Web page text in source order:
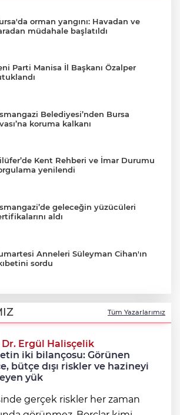
orman yangını: Havadan ve
müdahale başlatıldı
Parti Manisa İl Başkanı Özalper
Belediyesi’nden Bursa
koruma kalkanı
Kent Rehberi ve İmar Durumu
yenilendi
geleceğin yüzücüleri
aldı
Anneleri Süleyman Cihan'ın
sordu
Gürlek'e mektup yazan
tribün lideri gözaltına alındı
Tüm Yazarlarımız
Dr. Ergül Halisçelik
iki bilançosu: Görünen
bütçe dışı riskler ve hazineyi
yük
gerçek riskler her zaman